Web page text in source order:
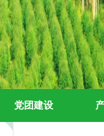
党团建设